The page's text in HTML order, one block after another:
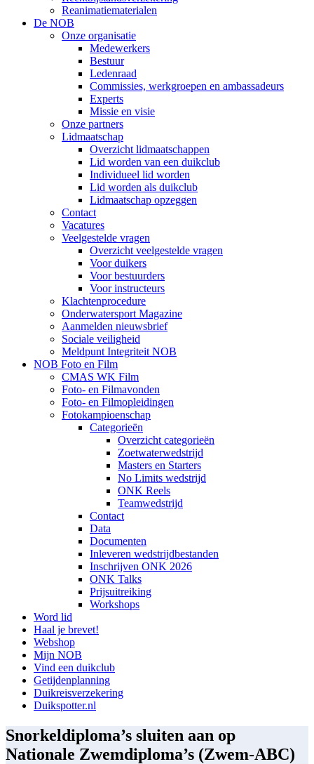
Reanimatiematerialen
De NOB
Onze organisatie
Medewerkers
Bestuur
Ledenraad
Commissies, werkgroepen en ambassadeurs
Experts
Missie en visie
Onze partners
Lidmaatschap
Overzicht lidmaatschappen
Lid worden van een duikclub
Individueel lid worden
Lid worden als duikclub
Lidmaatschap opzeggen
Contact
Vacatures
Veelgestelde vragen
Overzicht veelgestelde vragen
Voor duikers
Voor bestuurders
Voor instructeurs
Klachtenprocedure
Onderwatersport Magazine
Aanmelden nieuwsbrief
Sociale veiligheid
Meldpunt Integriteit NOB
NOB Foto en Film
CMAS WK Film
Foto- en Filmavonden
Foto- en Filmopleidingen
Fotokampioenschap
Categorieën
Overzicht categorieën
Zoetwaterwedstrijd
Masters en Starters
No Limits wedstrijd
ONK Reels
Teamwedstrijd
Contact
Data
Documenten
Inleveren wedstrijdbestanden
Inschrijven ONK 2026
ONK Talks
Prijsuitreiking
Workshops
Word lid
Haal je brevet!
Webshop
Mijn NOB
Vind een duikclub
Getijdenplanning
Duikreisverzekering
Duikspotter.nl
Snorkeldiploma’s sluiten aan op
Nationale Zwemdiploma’s (Zwem-ABC)